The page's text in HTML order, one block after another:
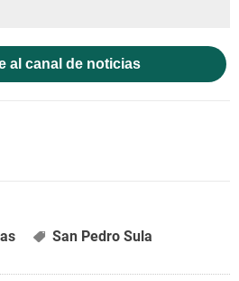
al canal de noticias
San Pedro Sula